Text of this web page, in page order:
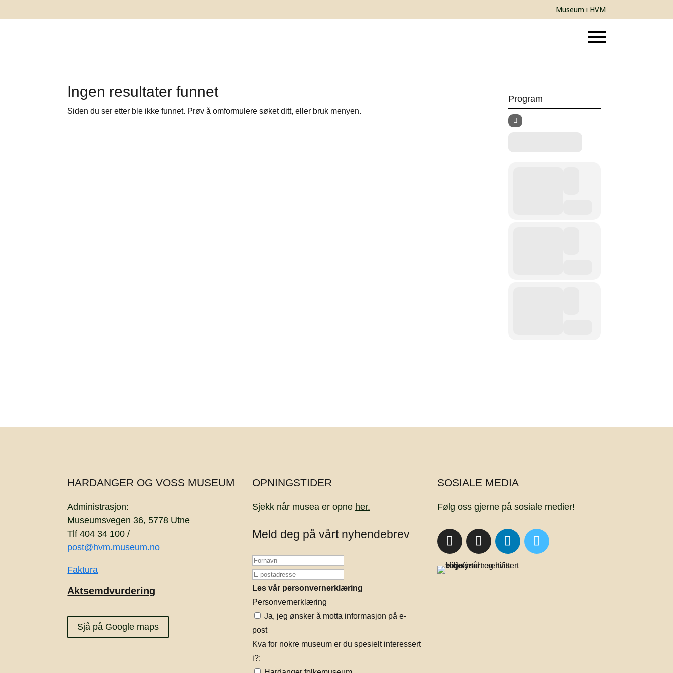
Museum i HVM
Ingen resultater funnet
Siden du ser etter ble ikke funnet. Prøv å omformulere søket ditt, eller bruk menyen.
Program
HARDANGER OG VOSS MUSEUM
Administrasjon:
Museumsvegen 36, 5778 Utne
Tlf 404 34 100 /
post@hvm.museum.no
Faktura
Aktsemdvurdering
Sjå på Google maps
OPNINGSTIDER
Sjekk når musea er opne her.
Meld deg på vårt nyhendebrev
Les vår personvernerklæring
Personvernerklæring
Ja, jeg ønsker å motta informasjon på e-
post
Kva for nokre museum er du spesielt interessert
i?:
SOSIALE MEDIA
Følg oss gjerne på sosiale medier!